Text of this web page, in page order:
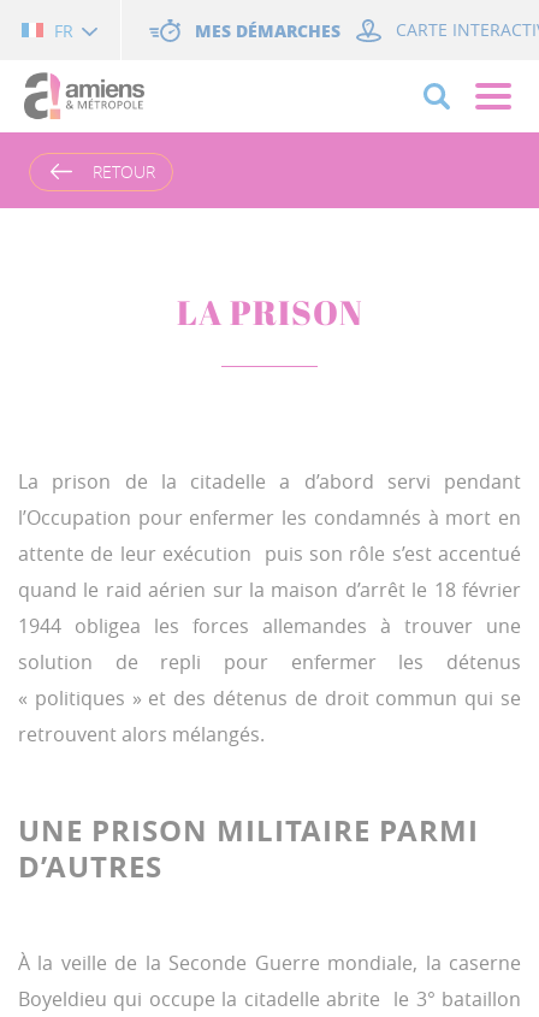
FR MES DÉMARCHES CARTE
RETOUR
LA PRISON
La prison de la citadelle a d’abord servi pendant
l’Occupation pour enfermer les condamnés à mort en
attente de leur exécution puis son rôle s’est accentué
quand le raid aérien sur la maison d’arrêt le 18 février
1944 obligea les forces allemandes à trouver une
solution de repli pour enfermer les détenus
« politiques » et des détenus de droit commun qui se
retrouvent alors mélangés.
UNE PRISON MILITAIRE PARMI
D’AUTRES
À la veille de la Seconde Guerre mondiale, la caserne
Boyeldieu qui occupe la citadelle abrite le 3° bataillon